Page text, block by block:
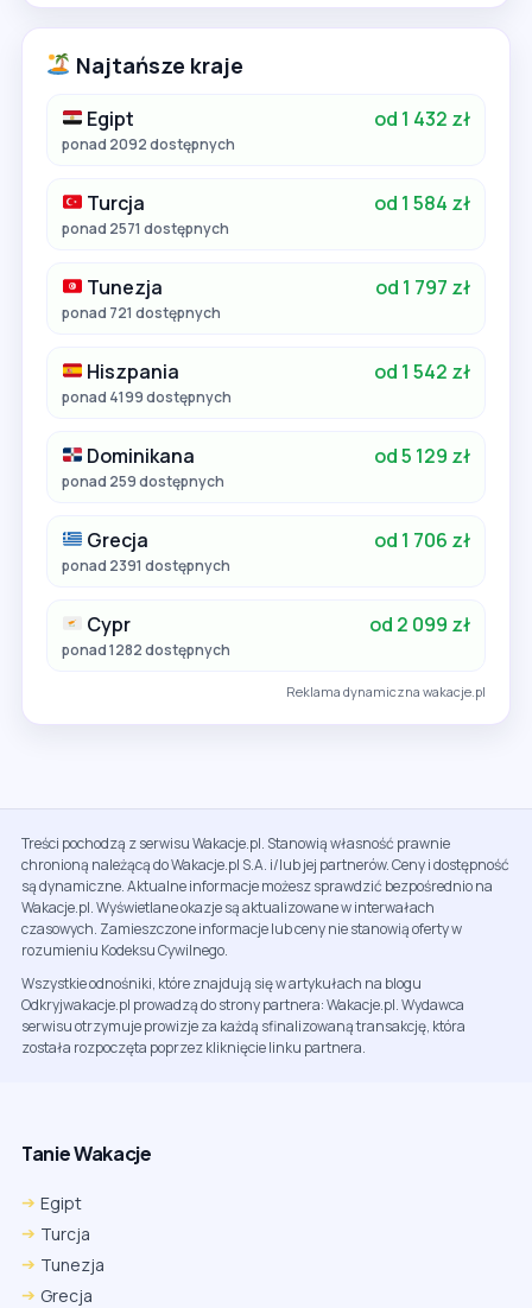
Najtańsze kraje
Egipt od 1 432 zł
ponad 2092 dostępnych
Turcja od 1 584 zł
ponad 2571 dostępnych
Tunezja od 1 797 zł
ponad 721 dostępnych
Hiszpania od 1 542 zł
ponad 4199 dostępnych
Dominikana od 5 129 zł
ponad 259 dostępnych
Grecja od 1 706 zł
ponad 2391 dostępnych
Cypr od 2 099 zł
ponad 1282 dostępnych
Reklama dynamiczna wakacje.pl
Treści pochodzą z serwisu Wakacje.pl. Stanowią własność prawnie
chronioną należącą do Wakacje.pl S.A. i/lub jej partnerów. Ceny i dostępność
są dynamiczne. Aktualne informacje możesz sprawdzić bezpośrednio na
Wakacje.pl. Wyświetlane okazje są aktualizowane w interwałach
czasowych. Zamieszczone informacje lub ceny nie stanowią oferty w
rozumieniu Kodeksu Cywilnego.
Wszystkie odnośniki, które znajdują się w artykułach na blogu
Odkryjwakacje.pl prowadzą do strony partnera: Wakacje.pl. Wydawca
serwisu otrzymuje prowizje za każdą sfinalizowaną transakcję, która
została rozpoczęta poprzez kliknięcie linku partnera.
Tanie Wakacje
Egipt
Turcja
Tunezja
Grecja